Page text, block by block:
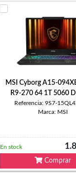
MSI Cyborg A15-
R9-270 64 1T 5060
Referencia: 9S7-
Marca: MSI
En stock
Comprar